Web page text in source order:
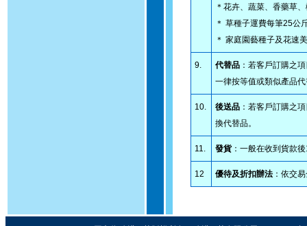
＊花卉、蔬菜、香藥草
＊ 草種子運費每筆25公
＊ 家庭園藝種子及花速
9. 代替品 ：若客戶訂購之
一律按等值或類似產品
10. 後送品 ：若客戶訂購之
換代替品。
11. 發貨：一般在收到貨款
12 優待及折扣辦法 ：依交